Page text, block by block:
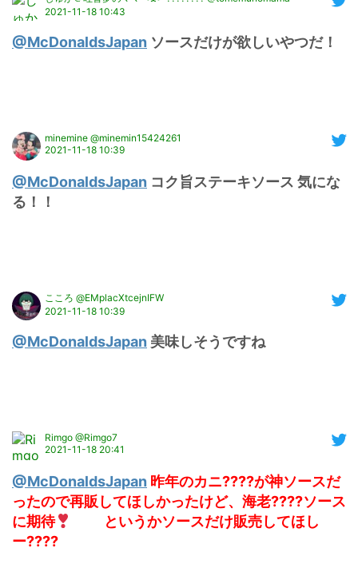
2021-11-18 10:43
@McDonaldsJapan ソースだけが欲しいやつだ！
minemine @minemin15424261
2021-11-18 10:39
@McDonaldsJapan コク旨ステーキソース 気にな
る！！
こころ @EMplacXtcejnIFW
2021-11-18 10:39
@McDonaldsJapan 美味しそうですね
Rimgo @Rimgo7
2021-11-18 20:41
@McDonaldsJapan 昨年のカニ????が神ソースだ
ったので再販してほしかったけど、海老????ソース
に期待
というかソースだけ販売してほし
ー????